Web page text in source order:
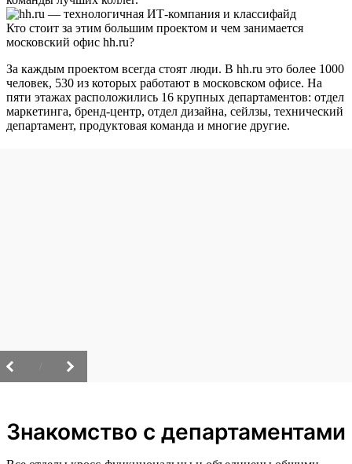
Кто стоит за этим большим проектом и чем занимается
московский офис hh.ru?
За каждым проектом всегда стоят люди. В hh.ru это более 1000
человек, 530 из которых работают в московском офисе. На
пяти этажах расположились 16 крупных департаментов: отдел
маркетинга, бренд-центр, отдел дизайна, сейлзы, технический
департамент, продуктовая команда и многие другие.
Знакомство с департаментами